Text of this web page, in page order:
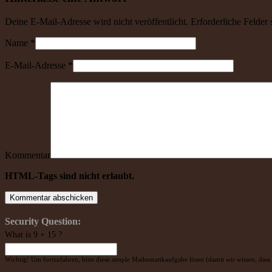
Deine E-Mail-Adresse wird nicht veröffentlicht. Erforderliche Felder
Name *
E-Mail-Adresse *
Kommentar
HTML-Tags sind nicht erlaubt.
Security Question:
What is 9 + 15 ?
Wichtig! Um fortzufahren, bitte diese simple Mathematikaufgabe lösen (damit wir wissen,